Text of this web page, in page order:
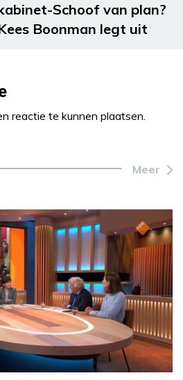
Schoof van plan?
Boonman legt uit
reactie te kunnen plaatsen.
Meer